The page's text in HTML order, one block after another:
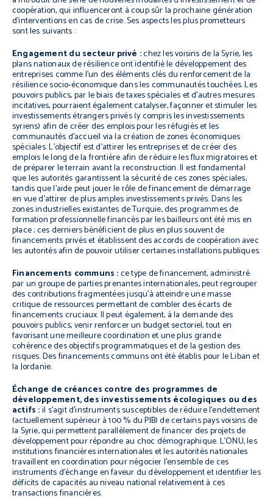
coopération, qui influenceront à coup sûr la prochaine génération
d’interventions en cas de crise. Ses aspects les plus prometteurs
sont les suivants :
Engagement du secteur privé :chez les voisins de la Syrie, les
plans nationaux de résilience ont identifié le développement des
entreprises comme l’un des éléments clés du renforcement de la
résilience socio-économique dans les communautés touchées. Les
pouvoirs publics, par le biais de taxes spéciales et d’autres mesures
incitatives, pourraient également catalyser, façonner et stimuler les
investissements étrangers privés (y compris les investissements
syriens) afin de créer des emplois pour les réfugiés et les
communautés d’accueil via la création de zones économiques
spéciales. L’objectif est d’attirer les entreprises et de créer des
emplois le long de la frontière afin de réduire les flux migratoires et
de préparer le terrain avant la reconstruction. Il est fondamental
que les autorités garantissent la sécurité de ces zones spéciales,
tandis que l’aide peut jouer le rôle de financement de démarrage
en vue d’attirer de plus amples investissements privés. Dans les
zones industrielles existantes de Turquie, des programmes de
formation professionnelle financés par les bailleurs ont été mis en
place ; ces derniers bénéficient de plus en plus souvent de
financements privés et établissent des accords de coopération avec
les autorités afin de pouvoir utiliser certaines installations publiques.
Financements communs :ce type de financement, administré
par un groupe de parties prenantes internationales, peut regrouper
des contributions fragmentées jusqu’à atteindre une masse
critique de ressources permettant de combler des écarts de
financements cruciaux. Il peut également, à la demande des
pouvoirs publics, venir renforcer un budget sectoriel, tout en
favorisant une meilleure coordination et une plus grande
cohérence des objectifs programmatiques et de la gestion des
risques. Des financements communs ont été établis pour le Liban et
la Jordanie.
Échange de créances contre des programmes de
développement, des investissements écologiques ou des
actifs :il s’agit d’instruments susceptibles de réduire l’endettement
(actuellement supérieur à 100 % du PIB) de certains pays voisins de
la Syrie, qui permettent parallèlement de financer des projets de
développement pour répondre au choc démographique. L’ONU, les
institutions financières internationales et les autorités nationales
travaillent en coordination pour négocier l’ensemble de ces
instruments d’échange en faveur du développement et identifier les
déficits de capacités au niveau national relativement à ces
transactions financières.